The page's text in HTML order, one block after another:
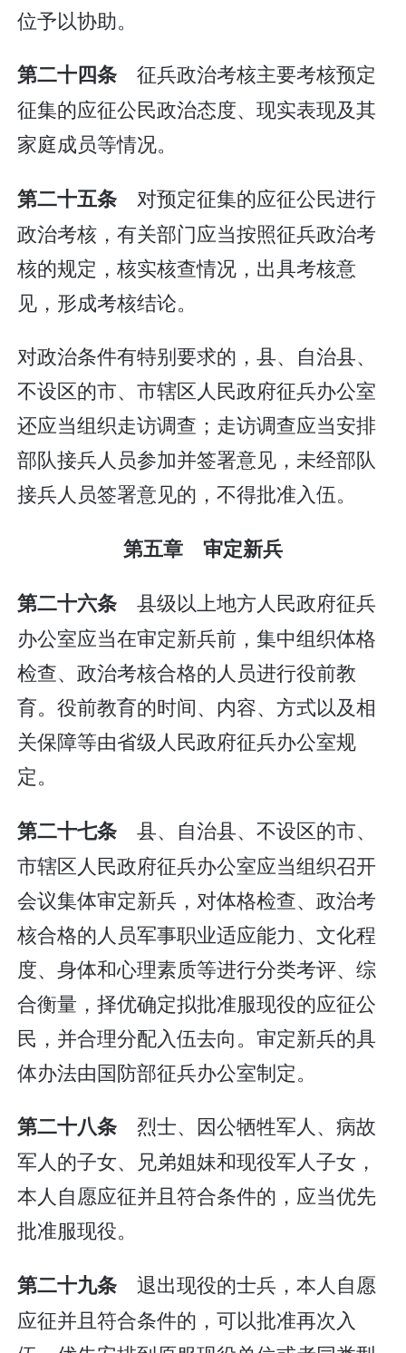
位予以协助。
第二十四条 征兵政治考核主要考核预定
征集的应征公民政治态度、现实表现及其
家庭成员等情况。
第二十五条 对预定征集的应征公民进行
政治考核，有关部门应当按照征兵政治考
核的规定，核实核查情况，出具考核意
见，形成考核结论。
对政治条件有特别要求的，县、自治县、
不设区的市、市辖区人民政府征兵办公室
还应当组织走访调查；走访调查应当安排
部队接兵人员参加并签署意见，未经部队
接兵人员签署意见的，不得批准入伍。
第五章 审定新兵
第二十六条 县级以上地方人民政府征兵
办公室应当在审定新兵前，集中组织体格
检查、政治考核合格的人员进行役前教
育。役前教育的时间、内容、方式以及相
关保障等由省级人民政府征兵办公室规
定。
第二十七条 县、自治县、不设区的市、
市辖区人民政府征兵办公室应当组织召开
会议集体审定新兵，对体格检查、政治考
核合格的人员军事职业适应能力、文化程
度、身体和心理素质等进行分类考评、综
合衡量，择优确定拟批准服现役的应征公
民，并合理分配入伍去向。审定新兵的具
体办法由国防部征兵办公室制定。
第二十八条 烈士、因公牺牲军人、病故
军人的子女、兄弟姐妹和现役军人子女，
本人自愿应征并且符合条件的，应当优先
批准服现役。
第二十九条 退出现役的士兵，本人自愿
应征并且符合条件的，可以批准再次入